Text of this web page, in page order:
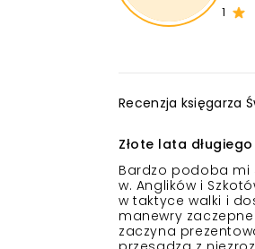
1
Recenzja księgarza
Złote lata
Bardzo podoba mi
w. Anglików i
w taktyce walki i
manewry
zaczyna